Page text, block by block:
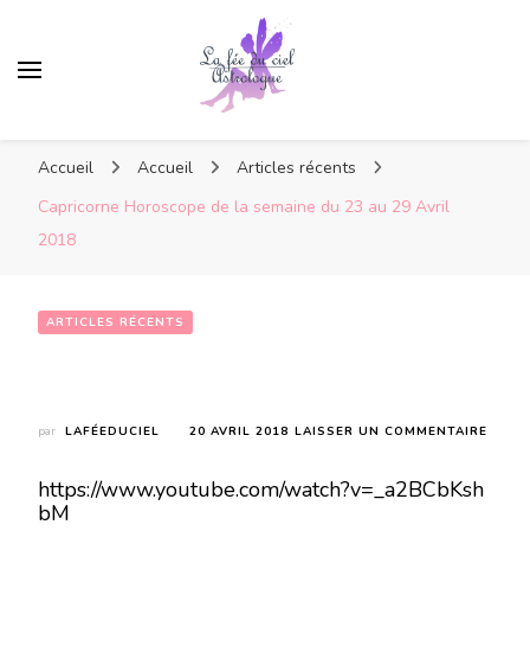
Accueil Accueil
Articles récents
Capricorne Horoscope de la semaine du 23 au 29 Avril
2018
ARTICLES RÉCENTS
par LAFÉEDUCIEL 20 AVRIL 2018 LAISSER UN COMMENTAIRE
https://www.youtube.com/watch?v=_a2BCbKsh
bM